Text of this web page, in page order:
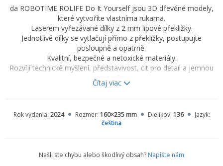
da ROBOTIME ROLIFE Do It Yourself jsou 3D dřevěné modely,
které vytvoříte vlastníma rukama.
Laserem vyřezávané dílky z 2 mm lipové překližky.
Jednotlivé dílky se vytlačují přímo z překližky, postupujte
posloupně a opatrně.
Kvalitní, bezpečné a netoxické materiály.
Rozvíjí technické myšlení, představivost, cit pro detail a jemnou
motoriku.
Překrásný dárek pro větší děti i dospělé.
Čítaj viac
Rok vydania: 2024 Rozmer: 160×235 mm Dielikov: 136
Jazyk:
čeština
Našli ste chybu alebo škodlivý obsah? Napíšte nám